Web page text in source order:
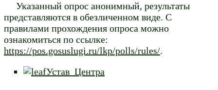
Указанный опрос анонимный, результаты
представляются в обезличенном виде. С
правилами прохождения опроса можно
ознакомиться по ссылке:
https://pos.gosuslugi.ru/lkp/polls/rules/.
Устав Центра